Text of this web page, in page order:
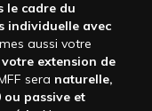
le cadre du
individuelle avec
aussi votre
extension de
sera naturelle,
ou passive et